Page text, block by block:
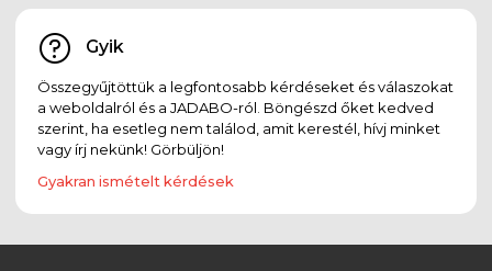
Gyik
Összegyűjtöttük a legfontosabb kérdéseket és válaszokat
a weboldalról és a JADABO-ról. Böngészd őket kedved
szerint, ha esetleg nem találod, amit kerestél, hívj minket
vagy írj nekünk! Görbüljön!
Gyakran ismételt kérdések